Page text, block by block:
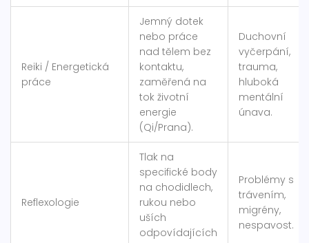
Reiki / Energetická
práce
Jemný dotek
nebo práce
nad tělem bez
kontaktu,
zaměřená na
tok životní
energie
(Qi/Prana).
Duchovní
vyčerpání,
trauma,
hluboká
mentální
únava.
Reflexologie
Tlak na
specifické body
na chodidlech,
rukou nebo
uších
odpovídajících
Problémy s
trávením,
migrény,
nespavost.